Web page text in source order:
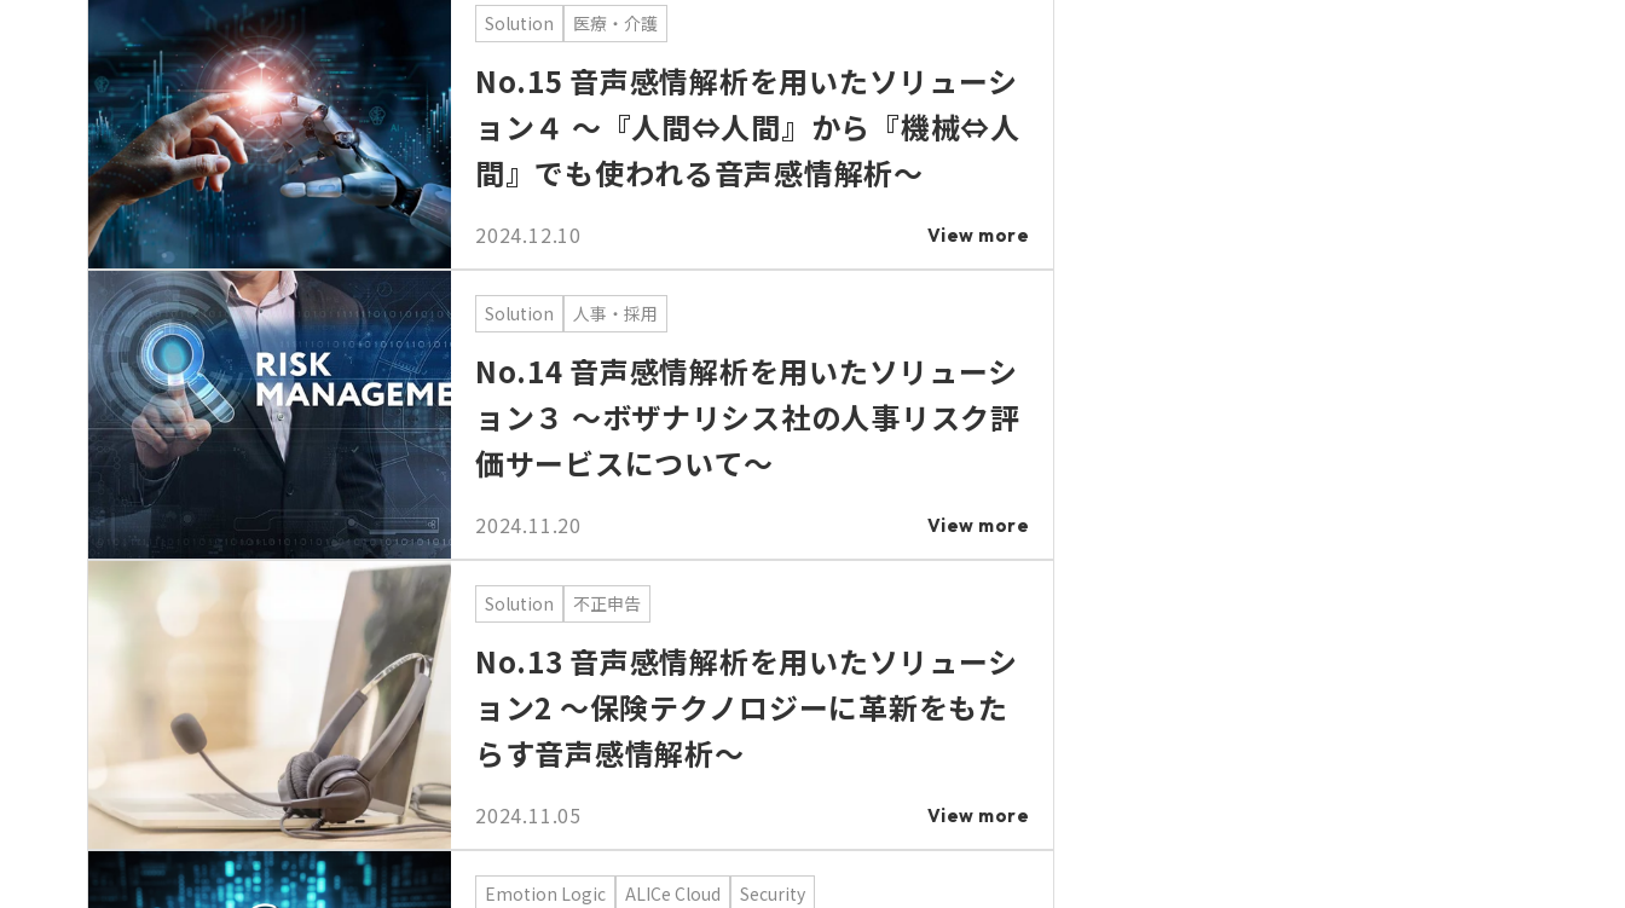
Solution 医療・介護
No.15 音声感情解析を用いたソリューシ
ョン４ ～『人間⇔人間』から『機械⇔人
間』でも使われる音声感情解析～
2024.12.10 View more
Solution 人事・採用
No.14 音声感情解析を用いたソリューシ
ョン３ ～ボザナリシス社の人事リスク評
価サービスについて～
2024.11.20 View more
Solution 不正申告
No.13 音声感情解析を用いたソリューシ
ョン2 ～保険テクノロジーに革新をもた
らす音声感情解析～
2024.11.05 View more
Emotion Logic ALICe Cloud Security